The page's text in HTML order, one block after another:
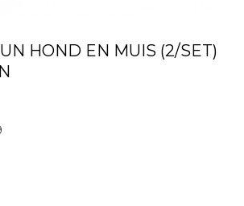
HOND EN MUIS (2/SET)